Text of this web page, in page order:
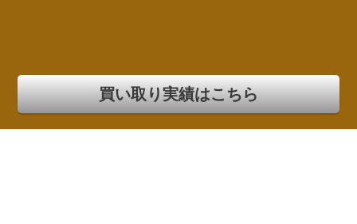
買い取り実績はこちら